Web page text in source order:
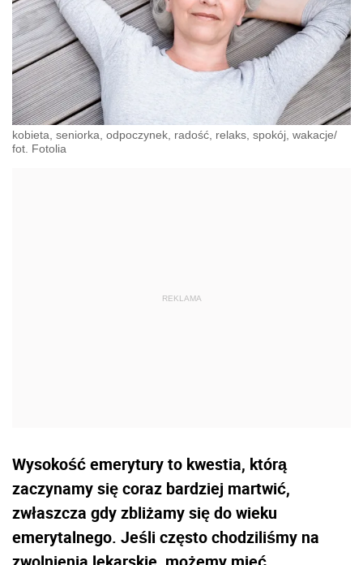
kobieta, seniorka, odpoczynek, radość, relaks, spokój, wakacje/
fot. Fotolia
Wysokość emerytury to kwestia, którą
zaczynamy się coraz bardziej martwić,
zwłaszcza gdy zbliżamy się do wieku
emerytalnego. Jeśli często chodziliśmy na